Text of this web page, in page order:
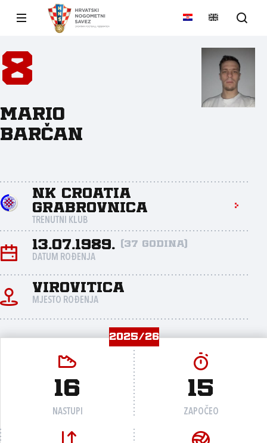
8
Mario
Barčan
NK Croatia
Grabrovnica
TRENUTNI KLUB
13.07.1989. (37 godina)
DATUM ROĐENJA
Virovitica
MJESTO ROĐENJA
2025/26
16
NASTUPI
15
ZAPOČEO